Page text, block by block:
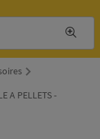
A PELLETS -